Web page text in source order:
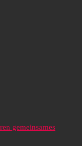
gemeinsames